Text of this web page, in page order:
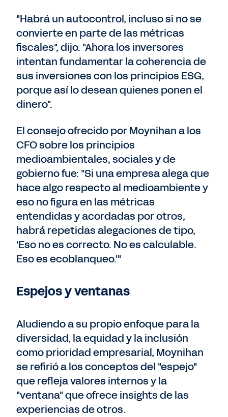
"Habrá un autocontrol, incluso si no se
convierte en parte de las métricas
fiscales", dijo. "Ahora los inversores
intentan fundamentar la coherencia de
sus inversiones con los principios ESG,
porque así lo desean quienes ponen el
dinero".
El consejo ofrecido por Moynihan a los
CFO sobre los principios
medioambientales, sociales y de
gobierno fue: "Si una empresa alega que
hace algo respecto al medioambiente y
eso no figura en las métricas
entendidas y acordadas por otros,
habrá repetidas alegaciones de tipo,
'Eso no es correcto. No es calculable.
Eso es ecoblanqueo.'"
Espejos y ventanas
Aludiendo a su propio enfoque para la
diversidad, la equidad y la inclusión
como prioridad empresarial, Moynihan
se refirió a los conceptos del "espejo"
que refleja valores internos y la
"ventana" que ofrece insights de las
experiencias de otros.